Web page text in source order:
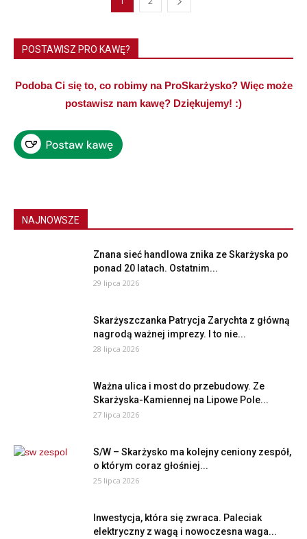
POSTAWISZ PRO KAWĘ?
Podoba Ci się to, co robimy na ProSkarżysko? Więc może
postawisz nam kawę? Dziękujemy! :)
NAJNOWSZE
Znana sieć handlowa znika ze Skarżyska po
ponad 20 latach. Ostatnim...
29 lipca 2026
Skarżyszczanka Patrycja Zarychta z główną
nagrodą ważnej imprezy. I to nie...
28 lipca 2026
Ważna ulica i most do przebudowy. Ze
Skarżyska-Kamiennej na Lipowe Pole...
27 lipca 2026
S/W – Skarżysko ma kolejny ceniony zespół,
o którym coraz głośniej...
25 lipca 2026
Inwestycja, która się zwraca. Paleciak
elektryczny z wagą i nowoczesna waga...